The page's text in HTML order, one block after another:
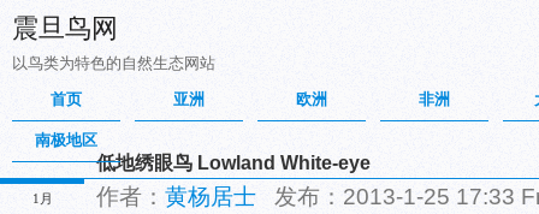
震旦鸟网
以鸟类为特色的自然生态网站
首页
亚洲 欧洲 非洲
南极地区
1月
低地绣眼鸟 Lowland White-eye
作者： 黄杨居士 发布：2013-1-25 17:33